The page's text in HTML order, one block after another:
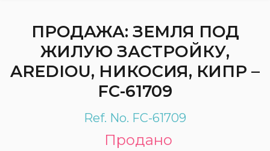
ПРОДАЖА: ЗЕМЛЯ ПОД
ЖИЛУЮ ЗАСТРОЙКУ,
AREDIOU, НИКОСИЯ, КИПР –
FC-61709
Ref. No. FC-61709
Продано